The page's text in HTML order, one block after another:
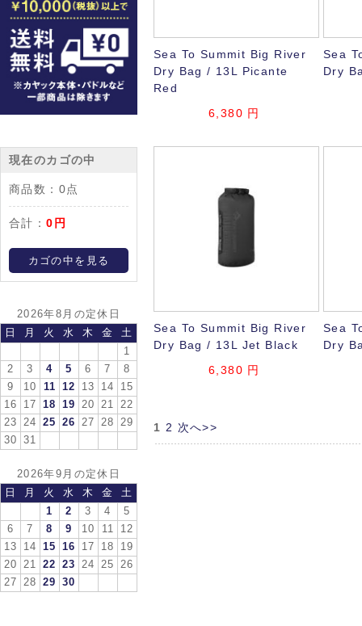
現在のカゴの中
商品数： 0点
合計：0円
カゴの中を見る
2026年8月の定休日
日
月 火 水 木 金
土
1
2
3 4 5 6 7
8
9
10 11 12 13 14
15
16
17 18 19 20 21
22
23
24 25 26 27 28
29
30
31
2026年9月の定休日
日
月 火 水 木 金
土
1
2 3 4
5
6
7 8 9 10 11
12
13
14 15 16 17 18
19
20
21 22 23 24 25
26
27
28 29 30
Sea To Summit Big River
Dry Bag / 13L Picante
Red
6,380 円
Sea
Dry
Sea To Summit Big River
Dry Bag / 13L Jet Black
6,380 円
Sea
Dry
1 2 次へ>>